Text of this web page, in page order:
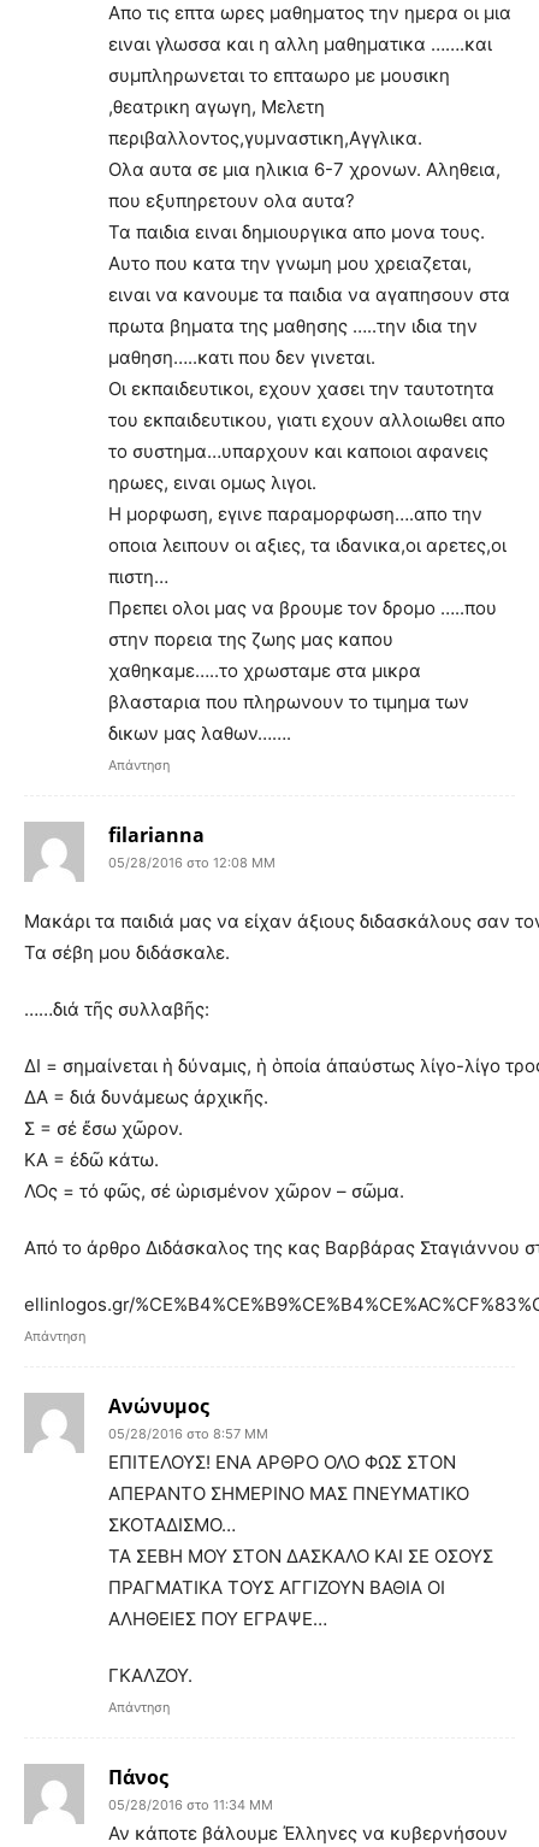
Απο τις επτα ωρες μαθηματος την ημερα οι μια
ειναι γλωσσα και η αλλη μαθηματικα …….και
συμπληρωνεται το επταωρο με μουσικη
,θεατρικη αγωγη, Μελετη
περιβαλλοντος,γυμναστικη,Αγγλικα.
Ολα αυτα σε μια ηλικια 6-7 χρονων. Αληθεια,
που εξυπηρετουν ολα αυτα?
Τα παιδια ειναι δημιουργικα απο μονα τους.
Αυτο που κατα την γνωμη μου χρειαζεται,
ειναι να κανουμε τα παιδια να αγαπησουν στα
πρωτα βηματα της μαθησης …..την ιδια την
μαθηση…..κατι που δεν γινεται.
Οι εκπαιδευτικοι, εχουν χασει την ταυτοτητα
του εκπαιδευτικου, γιατι εχουν αλλοιωθει απο
το συστημα…υπαρχουν και καποιοι αφανεις
ηρωες, ειναι ομως λιγοι.
Η μορφωση, εγινε παραμορφωση….απο την
οποια λειπουν οι αξιες, τα ιδανικα,οι αρετες,οι
πιστη…
Πρεπει ολοι μας να βρουμε τον δρομο …..που
στην πορεια της ζωης μας καπου
χαθηκαμε…..το χρωσταμε στα μικρα
βλασταρια που πληρωνουν το τιμημα των
δικων μας λαθων…….
Απάντηση
filarianna
05/28/2016 στο 12:08 ΜΜ
Μακάρι τα παιδιά μας να είχαν άξιους διδασκάλους σαν
Τα σέβη μου διδάσκαλε.
……διά τῆς συλλαβῆς:
ΔΙ = σημαίνεται ἡ δύναμις, ἡ ὁποία ἀπαύστως λίγο-λίγο
ΔΑ = διά δυνάμεως ἀρχικῆς.
Σ = σέ ἔσω χῶρον.
ΚΑ = ἐδῶ κάτω.
ΛΟς = τό φῶς, σέ ὡρισμένον χῶρον – σῶμα.
Από το άρθρο Διδάσκαλος της κας Βαρβάρας
ellinlogos.gr/
Απάντηση
Ανώνυμος
05/28/2016 στο 8:57 ΜΜ
ΕΠΙΤΕΛΟΥΣ! ΕΝΑ ΑΡΘΡΟ ΟΛΟ ΦΩΣ ΣΤΟΝ
ΑΠΕΡΑΝΤΟ ΣΗΜΕΡΙΝΟ ΜΑΣ ΠΝΕΥΜΑΤΙΚΟ
ΣΚΟΤΑΔΙΣΜΟ…
ΤΑ ΣΕΒΗ ΜΟΥ ΣΤΟΝ ΔΑΣΚΑΛΟ ΚΑΙ ΣΕ ΟΣΟΥΣ
ΠΡΑΓΜΑΤΙΚΑ ΤΟΥΣ ΑΓΓΙΖΟΥΝ ΒΑΘΙΑ ΟΙ
ΑΛΗΘΕΙΕΣ ΠΟΥ ΕΓΡΑΨΕ…
ΓΚΑΛΖΟΥ.
Απάντηση
Πάνος
05/28/2016 στο 11:34 ΜΜ
Αν κάποτε βάλουμε Έλληνες να κυβερνήσουν